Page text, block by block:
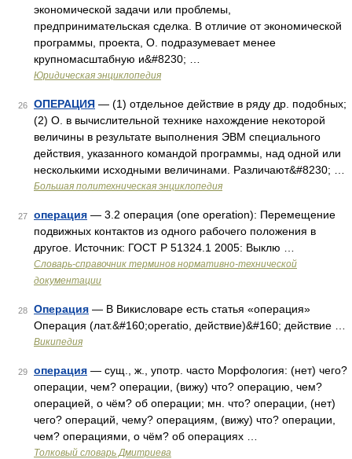
экономической задачи или проблемы,
предпринимательская сделка. В отличие от экономической
программы, проекта, О. подразумевает менее
крупномасштабную и&#8230; …
Юридическая энциклопедия
26 ОПЕРАЦИЯ — (1) отдельное действие в ряду др. подобных;
(2) О. в вычислительной технике нахождение некоторой
величины в результате выполнения ЭВМ специального
действия, указанного командой программы, над одной или
несколькими исходными величинами. Различают&#8230; …
Большая политехническая энциклопедия
27 операция — 3.2 операция (one operation): Перемещение
подвижных контактов из одного рабочего положения в
другое. Источник: ГОСТ Р 51324.1 2005: Выклю …
Словарь-справочник терминов нормативно-технической
документации
28 Операция — В Викисловаре есть статья «операция»
Операция (лат.&#160;operatio, действие)&#160; действие …
Википедия
29 операция — сущ., ж., употр. часто Морфология: (нет) чего?
операции, чем? операции, (вижу) что? операцию, чем?
операцией, о чём? об операции; мн. что? операции, (нет)
чего? операций, чему? операциям, (вижу) что? операции,
чем? операциями, о чём? об операциях …
Толковый словарь Дмитриева